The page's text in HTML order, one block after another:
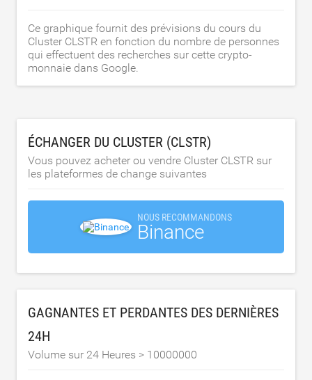
Ce graphique fournit des prévisions du cours du
Cluster CLSTR en fonction du nombre de personnes
qui effectuent des recherches sur cette crypto-
monnaie dans Google.
ÉCHANGER DU CLUSTER (CLSTR)
Vous pouvez acheter ou vendre Cluster CLSTR sur
les plateformes de change suivantes
NOUS RECOMMANDONS
Binance
GAGNANTES ET PERDANTES DES DERNIÈRES
24H
Volume sur 24 Heures > 10000000